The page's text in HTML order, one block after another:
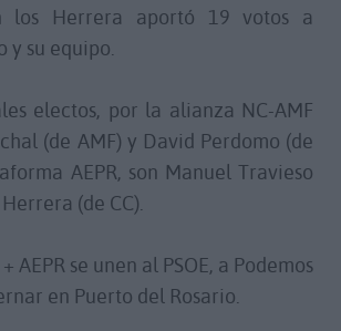
los Herrera aportó 19 votos a
y su equipo.
electos, por la alianza NC-AMF
(de AMF) y David Perdomo (de
AEPR, son Manuel Travieso
(de CC).
AEPR se unen al PSOE, a Podemos
en Puerto del Rosario.